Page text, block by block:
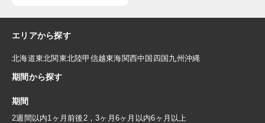
エリアから探す
北海道東北関東北陸甲信越東海関西中国 四国九州沖縄
期間から探す
期間
2週間以内1ヶ月前後 2，3ヶ月 6ヶ月以内6ヶ月以上